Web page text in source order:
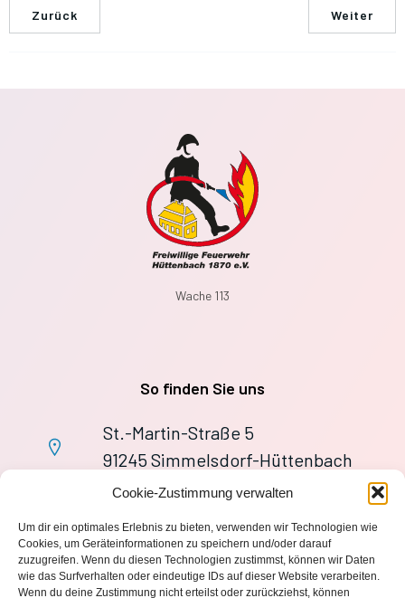
Cookie-Zustimmung verwalten
Um dir ein optimales Erlebnis zu bieten, verwenden wir Technologien wie
Cookies, um Geräteinformationen zu speichern und/oder darauf
zuzugreifen. Wenn du diesen Technologien zustimmst, können wir Daten
wie das Surfverhalten oder eindeutige IDs auf dieser Website verarbeiten.
Wenn du deine Zustimmung nicht erteilst oder zurückziehst, können
Zurück Weiter
Wache 113
So finden Sie uns
St.-Martin-Straße 5
91245 Simmelsdorf-Hüttenbach
+49 9155 9279727
wache113@ff-huettenbach.de